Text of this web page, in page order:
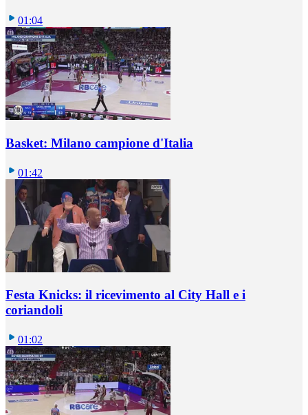
01:04
Basket: Milano campione d'Italia
01:42
Festa Knicks: il ricevimento al City Hall e i
coriandoli
01:02